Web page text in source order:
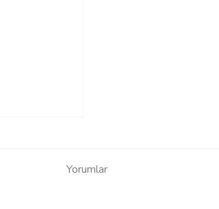
Yorumlar